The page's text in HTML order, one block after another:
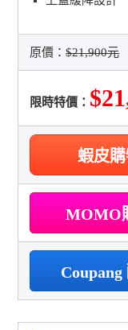
原價：$21,900元
限時特價：
蝦皮
MOMO
Coupang